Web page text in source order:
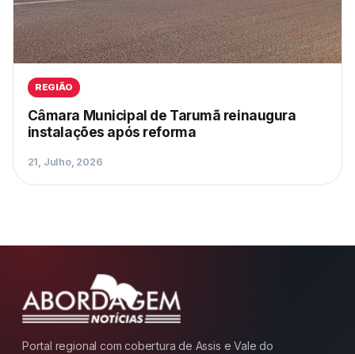
REGIÃO
Câmara Municipal de Tarumã reinaugura
instalações após reforma
21, Julho, 2026
Portal regional com cobertura de Assis e Vale do